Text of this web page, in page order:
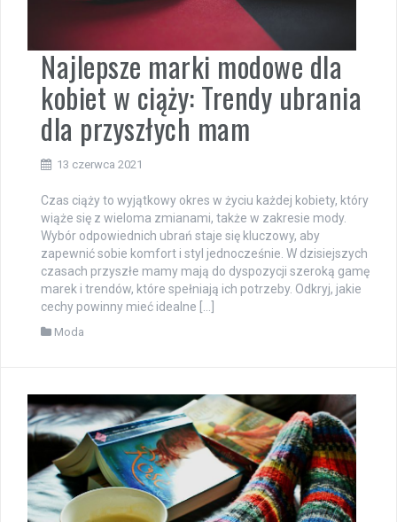
Najlepsze marki modowe dla
kobiet w ciąży: Trendy ubrania
dla przyszłych mam
13 czerwca 2021
Czas ciąży to wyjątkowy okres w życiu każdej kobiety, który
wiąże się z wieloma zmianami, także w zakresie mody.
Wybór odpowiednich ubrań staje się kluczowy, aby
zapewnić sobie komfort i styl jednocześnie. W dzisiejszych
czasach przyszłe mamy mają do dyspozycji szeroką gamę
marek i trendów, które spełniają ich potrzeby. Odkryj, jakie
cechy powinny mieć idealne […]
Moda